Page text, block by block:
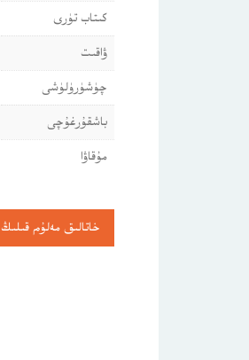
كىتاب تۈرى
ۋاقىت
چۈشۈرۈلۈشى
باشقۇرغۇچى
مۇقاۋا
خاتالىق مەلۇم قىلىڭ